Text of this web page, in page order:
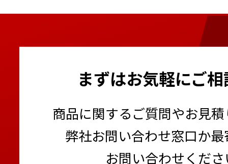
まずはお気軽にご
商品に関するご質問やお見
弊社お問い合わせ窓口か
お問い合わせくだ